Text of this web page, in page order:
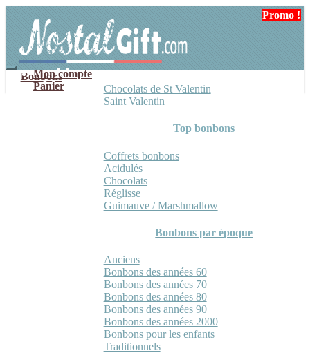
navigation
contenu
Mon compte
Panier
Bonbons
Chocolats de St Valentin
Saint Valentin
Top bonbons
Coffrets bonbons
Acidulés
Chocolats
Réglisse
Guimauve / Marshmallow
Bonbons par époque
Anciens
Bonbons des années 60
Bonbons des années 70
Bonbons des années 80
Bonbons des années 90
Bonbons des années 2000
Bonbons pour les enfants
Traditionnels
Promo !
Promo !